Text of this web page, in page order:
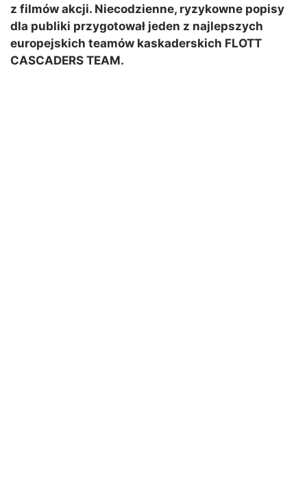
z filmów akcji. Niecodzienne, ryzykowne popisy
dla publiki przygotował jeden z najlepszych
europejskich teamów kaskaderskich FLOTT
CASCADERS TEAM.